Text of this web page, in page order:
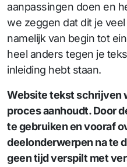
aanpassingen doen en
we zeggen dat dit je
namelijk van begin tot
heel anders tegen je
inleiding hebt staan.
Website tekst schrijven
proces aanhoudt. Door
te gebruiken en vooraf
deelonderwerpen na te
geen tijd verspilt met